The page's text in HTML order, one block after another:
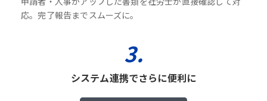
応。完了報告までスムーズに。
3.
システム連携でさらに便利に